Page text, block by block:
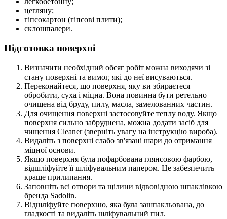
цегляну;
гіпсокартон (гіпсові плити);
склошпалери.
Підготовка поверхні
Визначити необхідний обсяг робіт можна виходячи зі
стану поверхні та вимог, які до неї висуваються.
Переконайтеся, що поверхня, яку ви збираєтеся
обробити, суха і міцна. Вона повинна бути ретельно
очищена від бруду, пилу, масла, замелованних частин.
Для очищення поверхні застосовуйте теплу воду. Якщо
поверхня сильно забруднена, можна додати засіб для
чищення Cleaner (зверніть увагу на інструкцію вироба).
Видаліть з поверхні слабо зв'язані шари до отримання
міцної основи.
Якщо поверхня була пофарбована глянсовою фарбою,
відшліфуйте її шліфувальним папером. Це забезпечить
краще прилипання.
Заповніть всі отвори та щілини відвовідною шпаклівкою
бренда Sadolin.
Відшліфуйте поверхню, яка була зашпакльована, до
гладкості та видаліть шліфувальний пил.